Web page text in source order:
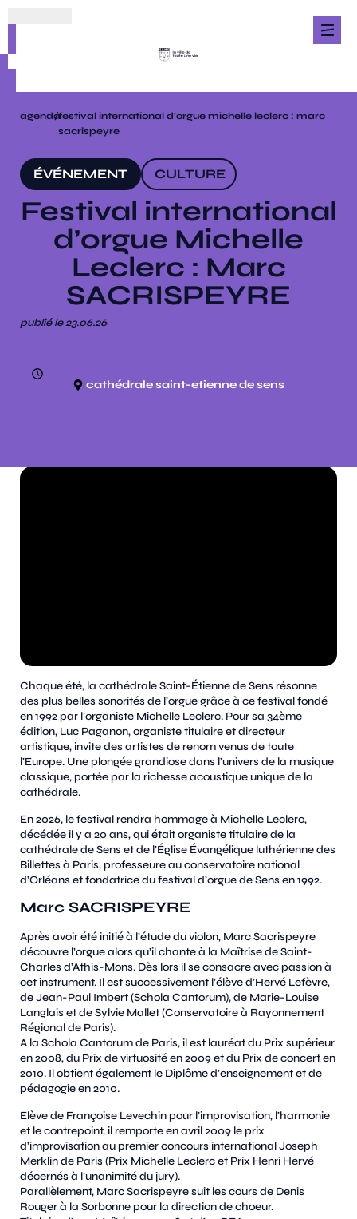
agenda
/festival international d’orgue michelle leclerc : marc
sacrispeyre
ÉVÉNEMENT CULTURE
Festival international
d’orgue Michelle
Leclerc : Marc
SACRISPEYRE
publié le 23.06.26
cathédrale saint-etienne de sens
Chaque été, la cathédrale Saint-Étienne de Sens résonne
des plus belles sonorités de l’orgue grâce à ce festival fondé
en 1992 par l’organiste Michelle Leclerc. Pour sa 34ème
édition, Luc Paganon, organiste titulaire et directeur
artistique, invite des artistes de renom venus de toute
l’Europe. Une plongée grandiose dans l’univers de la musique
classique, portée par la richesse acoustique unique de la
cathédrale.
En 2026, le festival rendra hommage à Michelle Leclerc,
décédée il y a 20 ans, qui étaitorganiste titulaire de la
cathédrale de Sens et de l’Église Évangélique luthérienne des
Billettes à Paris, professeure au conservatoire national
d’Orléans et fondatrice du festival d’orgue de Sens en 1992.
Marc SACRISPEYRE
Après avoir été initié à l’étude du violon, Marc Sacrispeyre
découvre l’orgue alors qu’il chante à la Maîtrise de Saint-
Charles d’Athis-Mons. Dès lors il se consacre avec passion à
cet instrument. Il est successivement l’élève d’Hervé Lefèvre,
de Jean-Paul Imbert (Schola Cantorum), de Marie-Louise
Langlais et de Sylvie Mallet (Conservatoire à Rayonnement
Régional de Paris).
A la Schola Cantorum de Paris, il est lauréat du Prix supérieur
en 2008, du Prix de virtuosité en 2009 et du Prix de concert en
2010. Il obtient également le Diplôme d’enseignement et de
pédagogie en 2010.
Elève de Françoise Levechin pour l’improvisation, l’harmonie
et le contrepoint, il remporte en avril 2009 le prix
d’improvisation au premier concours international Joseph
Merklin de Paris (Prix Michelle Leclerc et Prix Henri Hervé
décernés à l’unanimité du jury).
Parallèlement, Marc Sacrispeyre suit les cours de Denis
Rouger à la Sorbonne pour la direction de choeur.